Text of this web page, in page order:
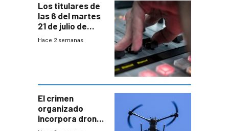
Los titulares de
las 6 del martes
21 de julio de
2026
Hace 2 semanas
El crimen
organizado
incorpora drones
y abre un nuevo